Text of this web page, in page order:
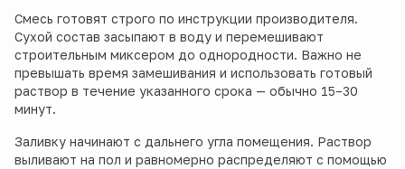
Смесь готовят строго по инструкции производителя.
Сухой состав засыпают в воду и перемешивают
строительным миксером до однородности. Важно не
превышать время замешивания и использовать готовый
раствор в течение указанного срока — обычно 15–30
минут.
Заливку начинают с дальнего угла помещения. Раствор
выливают на пол и равномерно распределяют с помощью